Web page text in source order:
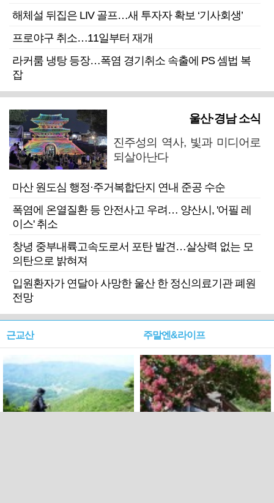
해체설 뒤집은 LIV 골프…새 투자자 확보 ‘기사회생’
프로야구 취소…11일부터 재개
라커룸 냉탕 등장…폭염 경기취소 속출에 PS 셈법 복
잡
울산·경남 소식
진주성의 역사, 빛과 미디어로
되살아난다
마산 원도심 행정·주거복합단지 연내 준공 수순
폭염에 온열질환 등 안전사고 우려… 양산시, '어필 레
이스' 취소
창녕 중부내륙고속도로서 포탄 발견…살상력 없는 모
의탄으로 밝혀져
입원환자가 연달아 사망한 울산 한 정신의료기관 폐원
전망
근교산 주말엔&라이프